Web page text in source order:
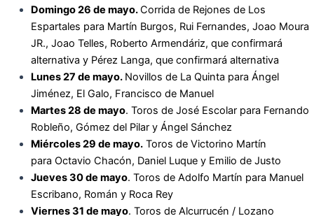
Domingo 26 de mayo.Corrida de Rejones de Los
Espartales para Martín Burgos, Rui Fernandes, Joao Moura
JR., Joao Telles, Roberto Armendáriz, que confirmará
alternativa y Pérez Langa, que confirmará alternativa
Lunes 27 de mayo. Novillos de La Quinta para Ángel
Jiménez, El Galo, Francisco de Manuel
Martes 28 de mayo. Toros de José Escolar para Fernando
Robleño, Gómez del Pilar y Ángel Sánchez
Miércoles 29 de mayo.Toros de Victorino Martín
para Octavio Chacón, Daniel Luque y Emilio de Justo
Jueves 30 de mayo. Toros de Adolfo Martín para Manuel
Escribano, Román y Roca Rey
Viernes 31 de mayo. Toros de Alcurrucén / Lozano